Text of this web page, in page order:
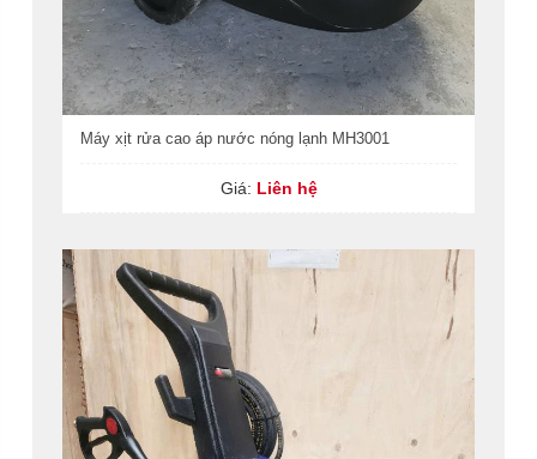
Máy xịt rửa cao áp nước nóng lạnh MH3001
Giá: Liên hệ